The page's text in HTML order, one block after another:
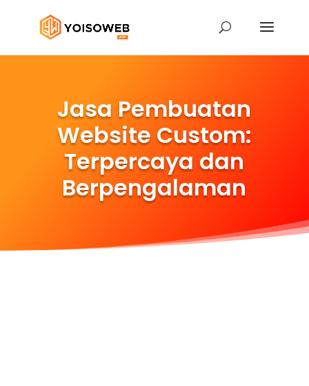
Jasa Pembuatan
Website Custom:
Terpercaya dan
Berpengalaman